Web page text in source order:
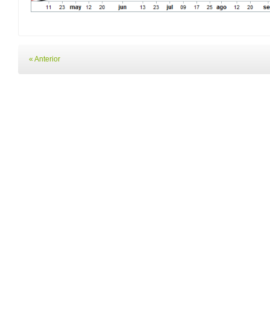
« Anterior